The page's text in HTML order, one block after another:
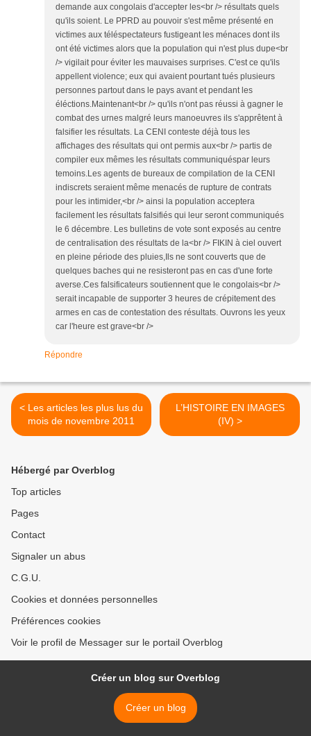
demande aux congolais d'accepter les<br /> résultats quels
qu'ils soient. Le PPRD au pouvoir s'est même présenté en
victimes aux téléspectateurs fustigeant les ménaces dont ils
ont été victimes alors que la population qui n'est plus dupe<br
/> vigilait pour éviter les mauvaises surprises. C'est ce qu'ils
appellent violence; eux qui avaient pourtant tués plusieurs
personnes partout dans le pays avant et pendant les
éléctions.Maintenant<br /> qu'ils n'ont pas réussi à gagner le
combat des urnes malgré leurs manoeuvres ils s'apprêtent à
falsifier les résultats. La CENI conteste déjà tous les
affichages des résultats qui ont permis aux<br /> partis de
compiler eux mêmes les résultats communiquéspar leurs
temoins.Les agents de bureaux de compilation de la CENI
indiscrets seraient même menacés de rupture de contrats
pour les intimider,<br /> ainsi la population acceptera
facilement les résultats falsifiés qui leur seront communiqués
le 6 décembre. Les bulletins de vote sont exposés au centre
de centralisation des résultats de la<br /> FIKIN à ciel ouvert
en pleine période des pluies,Ils ne sont couverts que de
quelques baches qui ne resisteront pas en cas d'une forte
averse.Ces falsificateurs soutiennent que le congolais<br />
serait incapable de supporter 3 heures de crépitement des
armes en cas de contestation des résultats. Ouvrons les yeux
car l'heure est grave<br />
Répondre
< Les articles les plus lus du
mois de novembre 2011
L’HISTOIRE EN IMAGES
(IV) >
Hébergé par Overblog
Top articles
Pages
Contact
Signaler un abus
C.G.U.
Cookies et données personnelles
Préférences cookies
Voir le profil de Messager sur le portail Overblog
Créer un blog sur Overblog
Créer un blog